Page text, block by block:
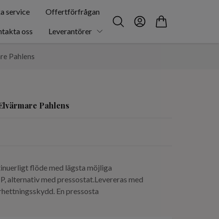
service Offertförfrågan
oss Leverantörer
Pahlens
Pahlens
flöde med lägsta möjliga
alternativ med pressostat.Levereras med
En pressosta